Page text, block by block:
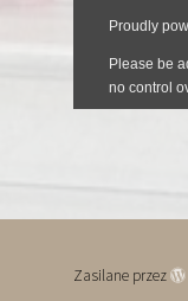
Zasilane przez